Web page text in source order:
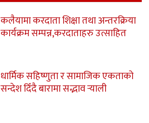
कलैयामा करदाता शिक्षा तथा अन्तरक्रिया
कार्यक्रम सम्पन्न,करदाताहरु उत्साहित
धार्मिक सहिष्णुता र सामाजिक एकताको
सन्देश दिँदै बारामा सद्भाव र्‍याली